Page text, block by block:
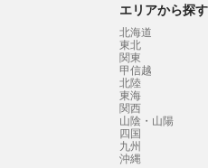
エリアから探す
北海道
東北
関東
甲信越
北陸
東海
関西
山陰・山陽
四国
九州
沖縄